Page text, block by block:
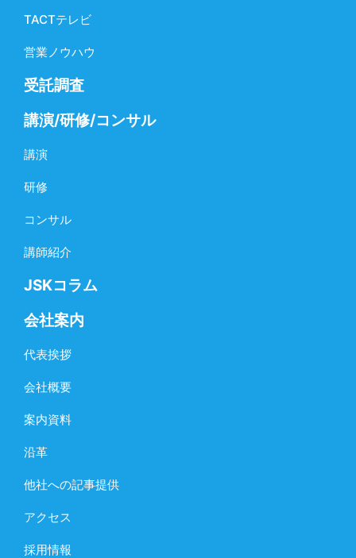
TACTテレビ
営業ノウハウ
受託調査
講演/研修/コンサル
講演
研修
コンサル
講師紹介
JSKコラム
会社案内
代表挨拶
会社概要
案内資料
沿革
他社への記事提供
アクセス
採用情報